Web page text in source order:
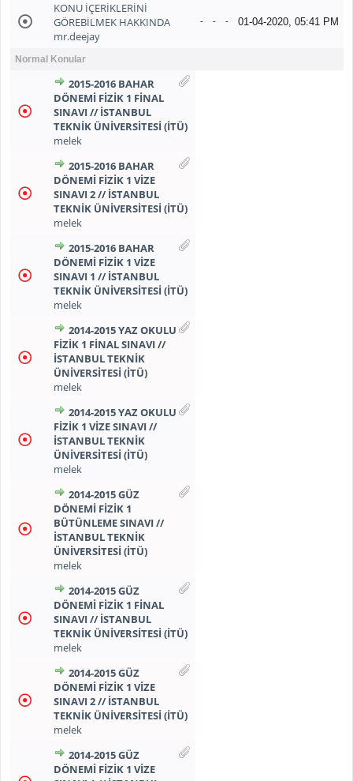
KONU İÇERİKLERİNİ
GÖREBİLMEK HAKKINDA
mr.deejay
- - - 01-04-2020, 05:41 PM
Normal Konular
2015-2016 BAHAR
DÖNEMİ FİZİK 1 FİNAL
SINAVI // İSTANBUL
TEKNİK ÜNİVERSİTESİ (İTÜ)
melek
2015-2016 BAHAR
DÖNEMİ FİZİK 1 VİZE
SINAVI 2 // İSTANBUL
TEKNİK ÜNİVERSİTESİ (İTÜ)
melek
2015-2016 BAHAR
DÖNEMİ FİZİK 1 VİZE
SINAVI 1 // İSTANBUL
TEKNİK ÜNİVERSİTESİ (İTÜ)
melek
2014-2015 YAZ OKULU
FİZİK 1 FİNAL SINAVI //
İSTANBUL TEKNİK
ÜNİVERSİTESİ (İTÜ)
melek
2014-2015 YAZ OKULU
FİZİK 1 VİZE SINAVI //
İSTANBUL TEKNİK
ÜNİVERSİTESİ (İTÜ)
melek
2014-2015 GÜZ
DÖNEMİ FİZİK 1
BÜTÜNLEME SINAVI //
İSTANBUL TEKNİK
ÜNİVERSİTESİ (İTÜ)
melek
2014-2015 GÜZ
DÖNEMİ FİZİK 1 FİNAL
SINAVI // İSTANBUL
TEKNİK ÜNİVERSİTESİ (İTÜ)
melek
2014-2015 GÜZ
DÖNEMİ FİZİK 1 VİZE
SINAVI 2 // İSTANBUL
TEKNİK ÜNİVERSİTESİ (İTÜ)
melek
2014-2015 GÜZ
DÖNEMİ FİZİK 1 VİZE